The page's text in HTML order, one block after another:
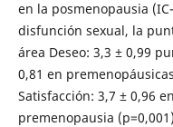
en la posmenopausia
disfunción sexual, la
área Deseo: 3,3 ± 0,99
0,81 en
Satisfacción: 3,7 ± 0,96
premenopausia